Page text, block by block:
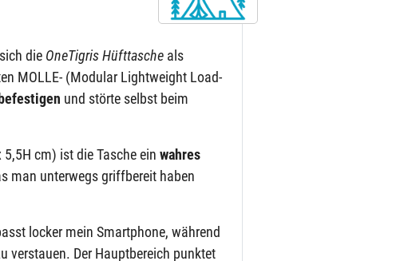
die OneTigris Hüfttasche als
MOLLE- (Modular Lightweight Load-
und störte selbst beim
cm) ist die Tasche ein wahres
man unterwegs griffbereit haben
locker mein Smartphone, während
verstauen. Der Hauptbereich punktet